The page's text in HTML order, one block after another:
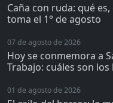
Caña con ruda: qué
toma el 1° de agosto
07 de agosto de 2026
Hoy se conmemora a
Trabajo: cuáles son
01 de agosto de 2026